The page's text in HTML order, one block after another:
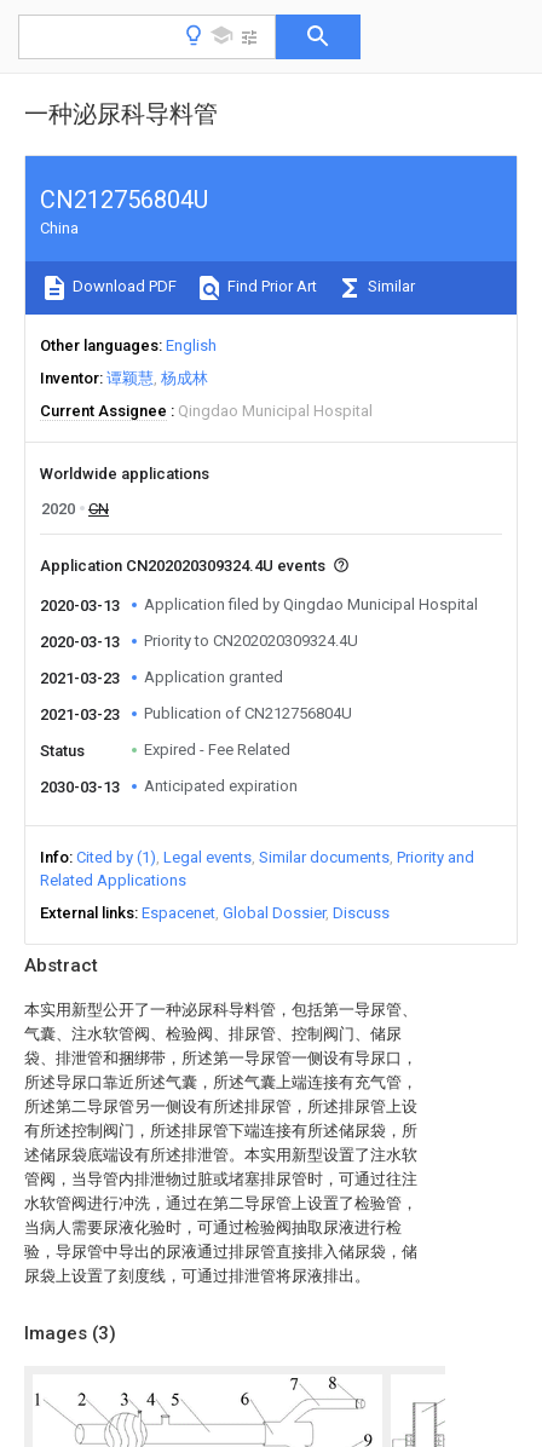
一种泌尿科导料管
Abstract
本实用新型公开了一种泌尿科导料管，包括第一导尿管、
气囊、注水软管阀、检验阀、排尿管、控制阀门、储尿
袋、排泄管和捆绑带，所述第一导尿管一侧设有导尿口，
所述导尿口靠近所述气囊，所述气囊上端连接有充气管，
所述第二导尿管另一侧设有所述排尿管，所述排尿管上设
有所述控制阀门，所述排尿管下端连接有所述储尿袋，所
述储尿袋底端设有所述排泄管。本实用新型设置了注水软
管阀，当导管内排泄物过脏或堵塞排尿管时，可通过往注
水软管阀进行冲洗，通过在第二导尿管上设置了检验管，
当病人需要尿液化验时，可通过检验阀抽取尿液进行检
验，导尿管中导出的尿液通过排尿管直接排入储尿袋，储
尿袋上设置了刻度线，可通过排泄管将尿液排出。
Images (3)
CN212756804U
China
Download PDF Find Prior Art Similar
Other languages English
Inventor 谭颖慧 杨成林
Current Assignee
Qingdao Municipal Hospital
Worldwide applications
2020
CN
Application CN202020309324.4U events
2020-03-13 Application filed by Qingdao Municipal Hospital
2020-03-13 Priority to CN202020309324.4U
2021-03-23 Application granted
2021-03-23 Publication of CN212756804U
Status Expired - Fee Related
2030-03-13 Anticipated expiration
Info Cited by (1) Legal events Similar documents Priority and
Related Applications
External links Espacenet Global Dossier Discuss